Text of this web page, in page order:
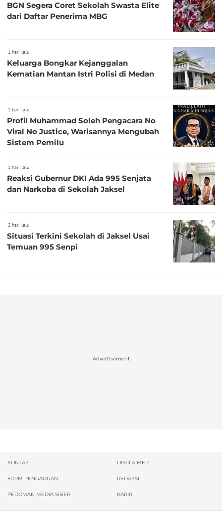
BGN Segera Coret Sekolah Swasta Elite
dari Daftar Penerima MBG
1 hari lalu
Keluarga Bongkar Kejanggalan
Kematian Mantan Istri Polisi di Medan
1 hari lalu
Profil Muhammad Soleh Pengacara No
Viral No Justice, Warisannya Mengubah
Sistem Pemilu
1 hari lalu
Reaksi Gubernur DKI Ada 995 Senjata
dan Narkoba di Sekolah Jaksel
2 hari lalu
Situasi Terkini Sekolah di Jaksel Usai
Temuan 995 Senpi
Advertisement
KONTAK DISCLAIMER
FORM PENGADUAN REDAKSI
PEDOMAN MEDIA SIBER KARIR